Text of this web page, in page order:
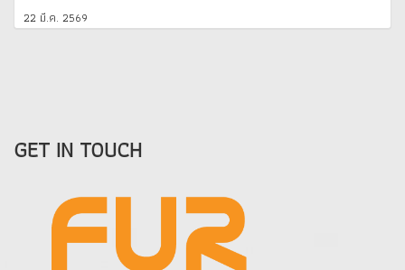
22 มี.ค. 2569
GET IN TOUCH